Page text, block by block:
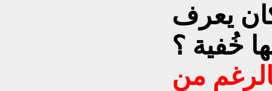
يعرف
خُفية ؟
من